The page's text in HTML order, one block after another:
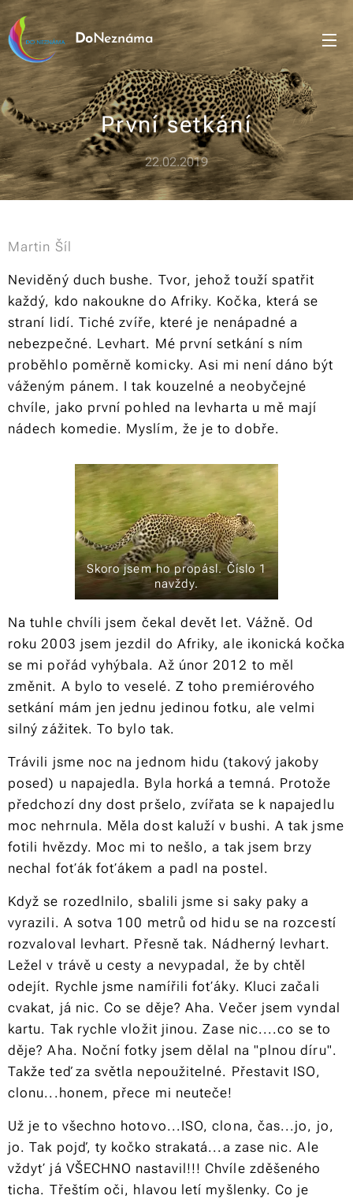
DoNeznáma
První setkání
22.02.2019
Martin Šíl
Neviděný duch bushe. Tvor, jehož touží spatřit
každý, kdo nakoukne do Afriky. Kočka, která se
straní lidí. Tiché zvíře, které je nenápadné a
nebezpečné. Levhart. Mé první setkání s ním
proběhlo poměrně komicky. Asi mi není dáno být
váženým pánem. I tak kouzelné a neobyčejné
chvíle, jako první pohled na levharta u mě mají
nádech komedie. Myslím, že je to dobře.
Skoro jsem ho propásl. Číslo 1
navždy.
Na tuhle chvíli jsem čekal devět let. Vážně. Od
roku 2003 jsem jezdil do Afriky, ale ikonická kočka
se mi pořád vyhýbala. Až únor 2012 to měl
změnit. A bylo to veselé. Z toho premiérového
setkání mám jen jednu jedinou fotku, ale velmi
silný zážitek. To bylo tak.
Trávili jsme noc na jednom hidu (takový jakoby
posed) u napajedla. Byla horká a temná. Protože
předchozí dny dost pršelo, zvířata se k napajedlu
moc nehrnula. Měla dost kaluží v bushi. A tak jsme
fotili hvězdy. Moc mi to nešlo, a tak jsem brzy
nechal foťák foťákem a padl na postel.
Když se rozedlnilo, sbalili jsme si saky paky a
vyrazili. A sotva 100 metrů od hidu se na rozcestí
rozvaloval levhart. Přesně tak. Nádherný levhart.
Ležel v trávě u cesty a nevypadal, že by chtěl
odejít. Rychle jsme namířili foťáky. Kluci začali
cvakat, já nic. Co se děje? Aha. Večer jsem vyndal
kartu. Tak rychle vložit jinou. Zase nic....co se to
děje? Aha. Noční fotky jsem dělal na "plnou díru".
Takže teď za světla nepoužitelné. Přestavit ISO,
clonu...honem, přece mi neuteče!
Už je to všechno hotovo...ISO, clona, čas...jo, jo,
jo. Tak pojď, ty kočko strakatá...a zase nic. Ale
vždyť já VŠECHNO nastavil!!! Chvíle zděšeného
ticha. Třeštím oči, hlavou letí myšlenky. Co je